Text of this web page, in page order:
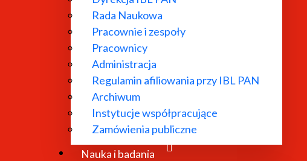
Rada Naukowa
Pracownie i zespoły
Pracownicy
Administracja
Regulamin afiliowania przy IBL PAN
Archiwum
Instytucje współpracujące
Zamówienia publiczne
Nauka i badania
mobilnych podmiotów publicznych. Oświadczenie w
z ustawą
cyfrowej stron internetowych i aplikacji mobilnych
dostępności